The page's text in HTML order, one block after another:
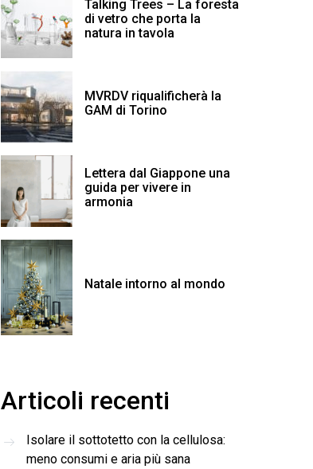
Talking Trees – La foresta
di vetro che porta la
natura in tavola
MVRDV riqualificherà la
GAM di Torino
Lettera dal Giappone una
guida per vivere in
armonia
Natale intorno al mondo
Articoli recenti
Isolare il sottotetto con la cellulosa:
meno consumi e aria più sana